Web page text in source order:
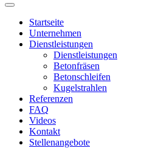
Startseite
Unternehmen
Dienstleistungen
Dienstleistungen
Betonfräsen
Betonschleifen
Kugelstrahlen
Referenzen
FAQ
Videos
Kontakt
Stellenangebote